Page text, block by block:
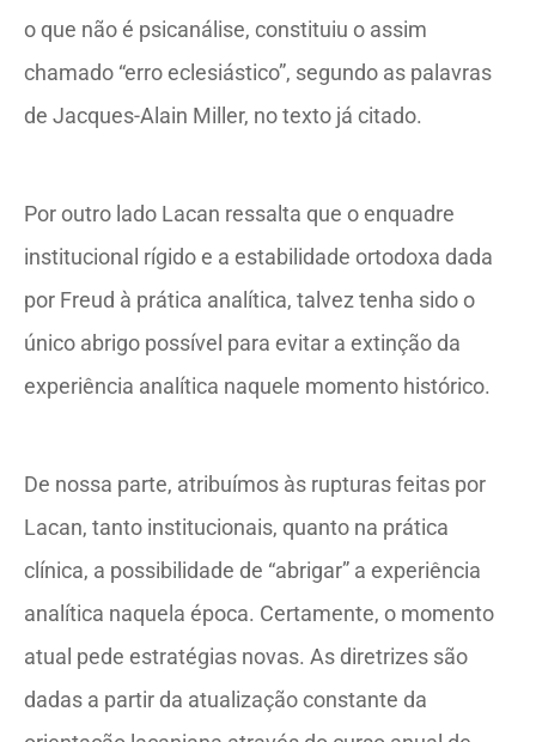
o que não é psicanálise, constituiu o assim
chamado “erro eclesiástico”, segundo as palavras
de Jacques-Alain Miller, no texto já citado.
Por outro lado Lacan ressalta que o enquadre
institucional rígido e a estabilidade ortodoxa dada
por Freud à prática analítica, talvez tenha sido o
único abrigo possível para evitar a extinção da
experiência analítica naquele momento histórico.
De nossa parte, atribuímos às rupturas feitas por
Lacan, tanto institucionais, quanto na prática
clínica, a possibilidade de “abrigar” a experiência
analítica naquela época. Certamente, o momento
atual pede estratégias novas. As diretrizes são
dadas a partir da atualização constante da